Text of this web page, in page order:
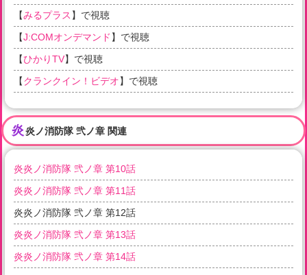
【みるプラス 】で視聴
【J:COMオンデマンド 】で視聴
【ひかりTV】で視聴
【クランクイン！ビデオ】で視聴
炎炎ノ消防隊 弐ノ章 関連
炎炎ノ消防隊 弐ノ章 第10話
炎炎ノ消防隊 弐ノ章 第11話
炎炎ノ消防隊 弐ノ章 第12話
炎炎ノ消防隊 弐ノ章 第13話
炎炎ノ消防隊 弐ノ章 第14話